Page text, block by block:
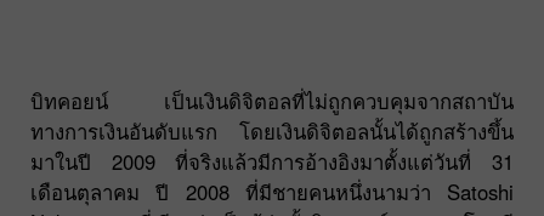
บิทคอยน์ เป็นเงินดิจิตอลที่ไม่ถูกควบคุมจากสถาบัน
ทางการเงินอันดับแรก โดยเงินดิจิตอลนั้นได้ถูกสร้างขึ้น
มาในปี 2009 ที่จริงแล้วมีการอ้างอิงมาตั้งแต่วันที่ 31
เดือนตุลาคม ปี 2008 ที่มีชายคนหนึ่งนามว่า Satoshi